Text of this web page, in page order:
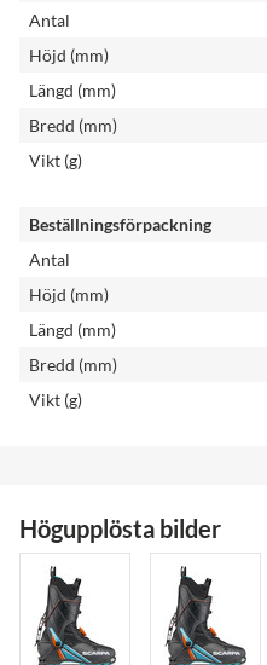
Antal
Höjd (mm)
Längd (mm)
Bredd (mm)
Vikt (g)
Beställningsförpackning
Antal
Höjd (mm)
Längd (mm)
Bredd (mm)
Vikt (g)
Högupplösta bilder